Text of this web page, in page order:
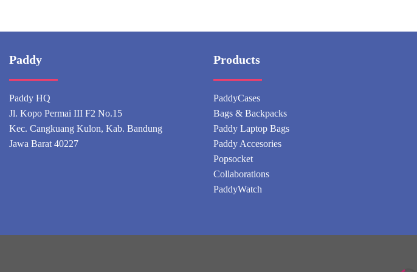
Paddy
Paddy HQ
Jl. Kopo Permai III F2 No.15
Kec. Cangkuang Kulon, Kab. Bandung
Jawa Barat 40227
Products
PaddyCases
Bags & Backpacks
Paddy Laptop Bags
Paddy Accesories
Popsocket
Collaborations
PaddyWatch